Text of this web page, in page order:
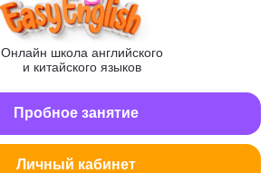
Онлайн школа английского
и китайского языков
Пробное занятие
Личный кабинет